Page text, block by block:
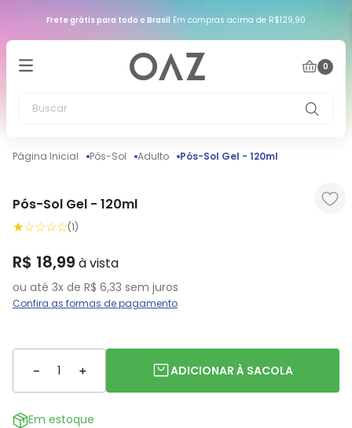
Frete grátis para todo o Brasil Em compras acima de R$129,90
0
Pós-Sol Adulto Pós-Sol Gel - 120ml
Pós-Sol Gel - 120ml
★☆☆☆☆(1)
R$ 18,99
ou até 3x de R$ 6,33 sem juros
Confira as formas de pagamento
＋
－ ADICIONAR À SACOLA
Em estoque